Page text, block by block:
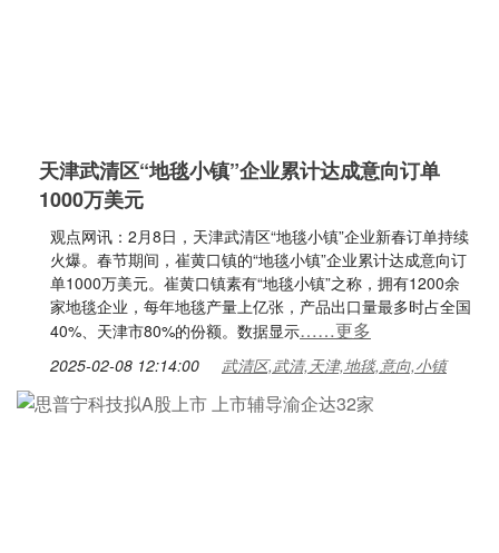
天津武清区“地毯小镇”企业累计达成意向订单
1000万美元
观点网讯：2月8日，天津武清区“地毯小镇”企业新春订单持续
火爆。春节期间，崔黄口镇的“地毯小镇”企业累计达成意向订
单1000万美元。崔黄口镇素有“地毯小镇”之称，拥有1200余
家地毯企业，每年地毯产量上亿张，产品出口量最多时占全国
40%、天津市80%的份额。数据显示……更多
2025-02-08 12:14:00 武清区,武清,天津,地毯,意向,小镇